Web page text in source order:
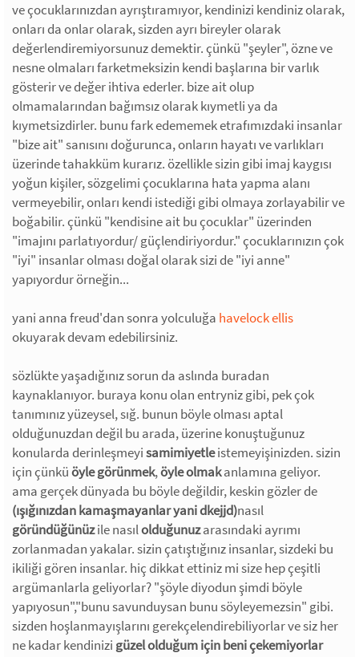
ve çocuklarınızdan ayrıştıramıyor, kendinizi kendiniz olarak,
onları da onlar olarak, sizden ayrı bireyler olarak
değerlendiremiyorsunuz demektir. çünkü "şeyler", özne ve
nesne olmaları farketmeksizin kendi başlarına bir varlık
gösterir ve değer ihtiva ederler. bize ait olup
olmamalarından bağımsız olarak kıymetli ya da
kıymetsizdirler. bunu fark edememek etrafımızdaki insanlar
"bize ait" sanısını doğurunca, onların hayatı ve varlıkları
üzerinde tahakküm kurarız. özellikle sizin gibi imaj kaygısı
yoğun kişiler, sözgelimi çocuklarına hata yapma alanı
vermeyebilir, onları kendi istediği gibi olmaya zorlayabilir ve
boğabilir. çünkü "kendisine ait bu çocuklar" üzerinden
"imajını parlatıyordur/ güçlendiriyordur." çocuklarınızın çok
"iyi" insanlar olması doğal olarak sizi de "iyi anne"
yapıyordur örneğin...
yani anna freud'dan sonra yolculuğa havelock ellis
okuyarak devam edebilirsiniz.
sözlükte yaşadığınız sorun da aslında buradan
kaynaklanıyor. buraya konu olan entryniz gibi, pek çok
tanımınız yüzeysel, sığ. bunun böyle olması aptal
olduğunuzdan değil bu arada, üzerine konuştuğunuz
konularda derinleşmeyisamimiyetleistemeyişinizden. sizin
için çünküöyle görünmek,öyle olmakanlamına geliyor.
ama gerçek dünyada bu böyle değildir, keskin gözler de
(ışığınızdan kamaşmayanlar yani dkejjd)nasıl
göründüğünüzile nasılolduğunuzarasındaki ayrımı
zorlanmadan yakalar. sizin çatıştığınız insanlar, sizdeki bu
ikiliği gören insanlar. hiç dikkat ettiniz mi size hep çeşitli
argümanlarla geliyorlar? "şöyle diyodun şimdi böyle
yapıyosun","bunu savunduysan bunu söyleyemezsin" gibi.
sizden hoşlanmayışlarını gerekçelendirebiliyorlar ve siz her
ne kadar kendinizi güzel olduğum için beni çekemiyorlar